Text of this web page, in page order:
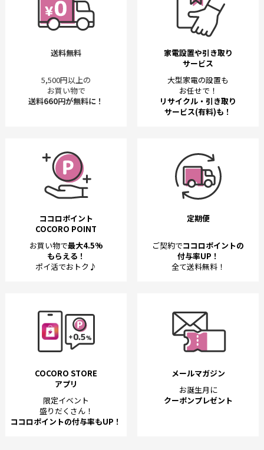
送料無料
5,500円以上の
お買い物で
送料660円が無料に！
家電設置や引き取り
サービス
大型家電の設置も
お任せで！
リサイクル・引き取り
サービス(有料)も！
ココロポイント
COCORO POINT
お買い物で最大4.5%
もらえる！
ポイ活でおトク♪
定期便
ご契約でココロポイントの
付与率UP！
全て送料無料！
COCORO STORE
アプリ
限定イベント
盛りだくさん！
ココロポイントの付与率もUP！
メールマガジン
お誕生月に
クーポンプレゼント